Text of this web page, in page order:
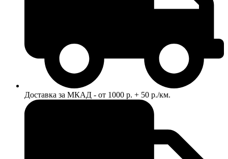
Доставка за МКАД - от 1000 р. + 50 р./км.